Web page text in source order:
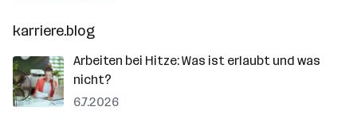
karriere.blog
Arbeiten bei Hitze: Was ist erlaubt und was
nicht?
6.7.2026